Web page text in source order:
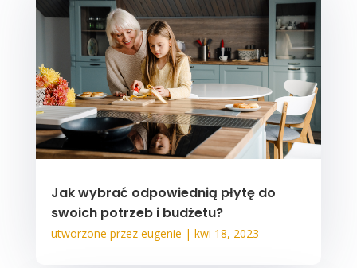
Jak wybrać odpowiednią płytę do
swoich potrzeb i budżetu?
utworzone przez eugenie | kwi 18, 2023